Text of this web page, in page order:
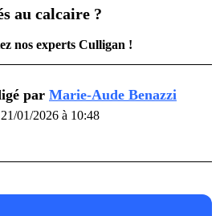
au calcaire ?
nos experts Culligan !
par Marie-Aude Benazzi
01/2026 à 10:48